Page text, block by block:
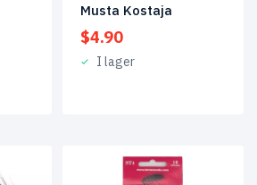
Musta Kostaja
$4.90
I lager